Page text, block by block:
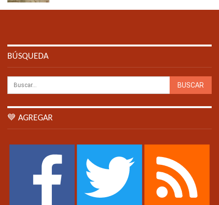
BÚSQUEDA
💙 AGREGAR